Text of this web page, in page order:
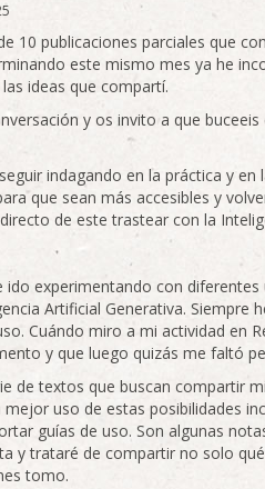
10 publicaciones parciales que
este mismo mes ya he
ideas que compartí.
y os invito a que
indagando en la práctica y
que sean más accesibles y
de este trastear con la
ido experimentando con
Artificial Generativa.
Cuándo miro a mi actividad en
y que luego quizás me faltó
de textos que buscan compartir
uso de estas posibilidades
guías de uso. Son algunas
y trataré de compartir no solo
tomo.